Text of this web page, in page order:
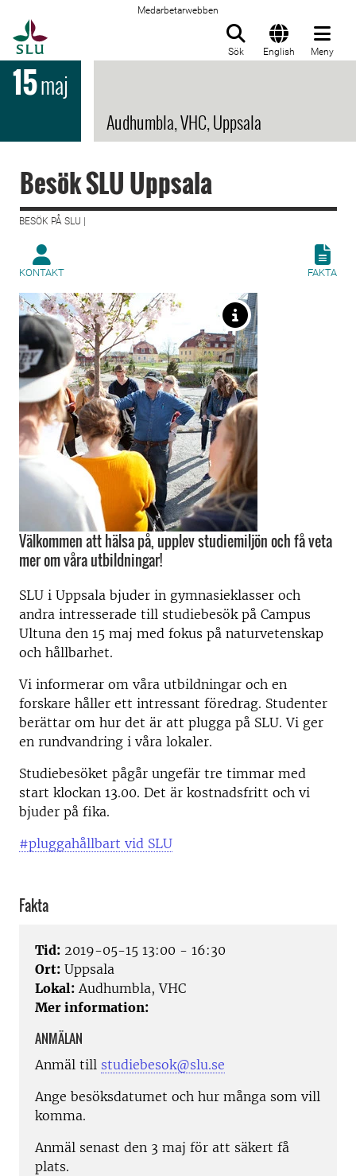
Medarbetarwebben
Sök English Meny
15maj
Audhumbla, VHC, Uppsala
Besök SLU Uppsala
BESÖK PÅ SLU |
KONTAKT FAKTA
Välkommen att hälsa på, upplev studiemiljön och få veta
mer om våra utbildningar!
SLU i Uppsala bjuder in gymnasieklasser och
andra intresserade till studiebesök på Campus
Ultuna den 15 maj med fokus på naturvetenskap
och hållbarhet.
Vi informerar om våra utbildningar och en
forskare håller ett intressant föredrag. Studenter
berättar om hur det är att plugga på SLU. Vi ger
en rundvandring i våra lokaler.
Studiebesöket pågår ungefär tre timmar med
start klockan 13.00. Det är kostnadsfritt och vi
bjuder på fika.
#pluggahållbart vid SLU
Fakta
Tid: 2019-05-15 13:00 - 16:30
Ort: Uppsala
Lokal: Audhumbla, VHC
Mer information:
ANMÄLAN
Anmäl till studiebesok@slu.se
Ange besöksdatumet och hur många som vill
komma.
Anmäl senast den 3 maj för att säkert få
plats.